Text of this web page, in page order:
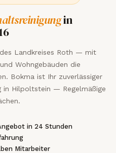
in
Landkreises Roth — mit
Wohngebäuden die
Bokma ist Ihr zuverlässiger
in Hilpoltstein — Regelmäßige
in 24 Stunden
Mitarbeiter